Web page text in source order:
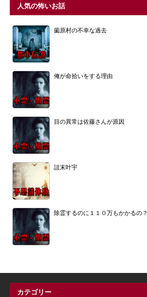
人気の怖いお話
薗原村の不幸な過去
俺が命拾いをする理由
目の異常は佐藤さんが原因
詛末叶宇
除霊するのに１１０万もかかるの？
カテゴリー